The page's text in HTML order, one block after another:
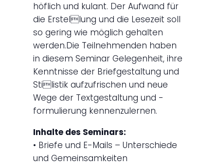
höflich und kulant. Der Aufwand für
die Erstellung und die Lesezeit soll
so gering wie möglich gehalten
werden.Die Teilnehmenden haben
in diesem Seminar Gelegenheit, ihre
Kenntnisse der Briefgestaltung und
Stilistik aufzufrischen und neue
Wege der Textgestaltung und -
formulierung kennenzulernen.
Inhalte des Seminars:
• Briefe und E-Mails – Unterschiede
und Gemeinsamkeiten